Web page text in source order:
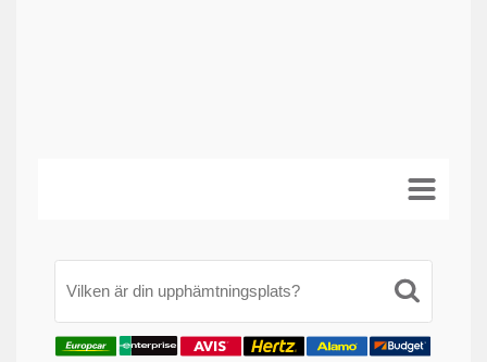
Vilken är din upphämtningsplats?